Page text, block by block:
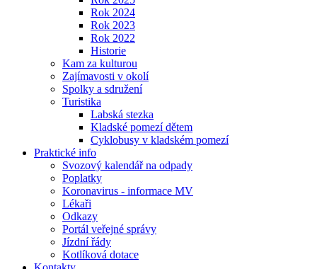
Rok 2024
Rok 2023
Rok 2022
Historie
Kam za kulturou
Zajímavosti v okolí
Spolky a sdružení
Turistika
Labská stezka
Kladské pomezí dětem
Cyklobusy v kladském pomezí
Praktické info
Svozový kalendář na odpady
Poplatky
Koronavirus - informace MV
Lékaři
Odkazy
Portál veřejné správy
Jízdní řády
Kotlíková dotace